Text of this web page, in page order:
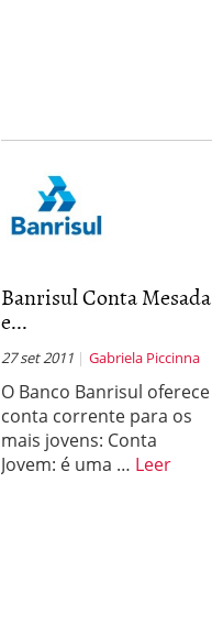
Banrisul Conta Mesada
e...
27 set 2011 Gabriela Piccinna
O Banco Banrisul oferece
conta corrente para os
mais jovens: Conta
Jovem: é uma … Leer